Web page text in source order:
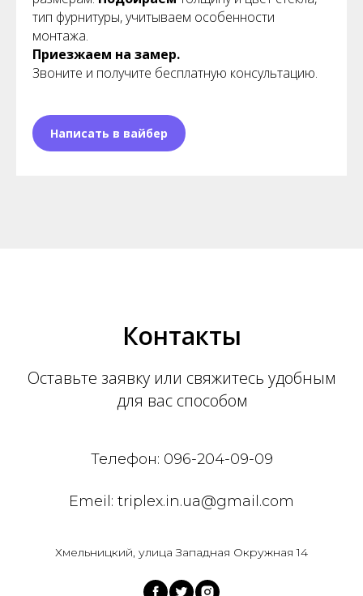
тип фурнитуры, учитываем особенности
монтажа.
Приезжаем на замер.
Звоните и получите бесплатную консультацию.
Написать в вайбер
Контакты
Оставьте заявку или свяжитесь удобным
для вас способом
Телефон: 096-204-09-09
Emeil: triplex.in.ua@gmail.com
Хмельницкий, улица Западная Окружная 14